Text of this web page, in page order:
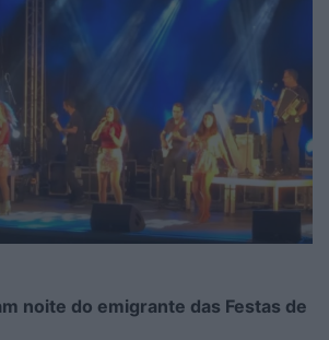
noite do emigrante das Festas de